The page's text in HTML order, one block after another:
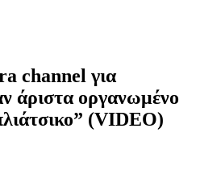
channel για
οργανωμένο
(VIDEO)